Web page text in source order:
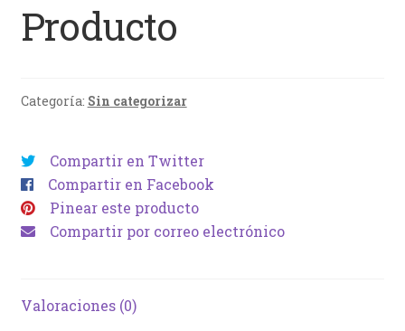
Producto
Categoría: Sin categorizar
Compartir en Twitter
Compartir en Facebook
Pinear este producto
Compartir por correo electrónico
Valoraciones (0)